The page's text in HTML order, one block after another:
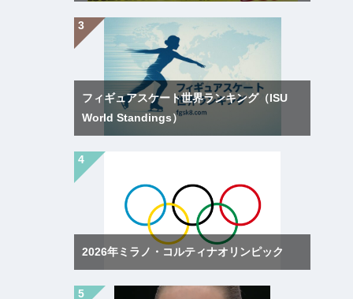
フィギュアスケート世界ランキング（ISU
World Standings）
2026年ミラノ・コルティナオリンピック